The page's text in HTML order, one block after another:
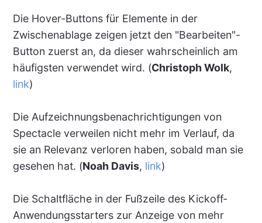
Die Hover-Buttons für Elemente in der
Zwischenablage zeigen jetzt den "Bearbeiten"-
Button zuerst an, da dieser wahrscheinlich am
häufigsten verwendet wird. (Christoph Wolk,
link)
Die Aufzeichnungsbenachrichtigungen von
Spectacle verweilen nicht mehr im Verlauf, da
sie an Relevanz verloren haben, sobald man sie
gesehen hat. (Noah Davis, link)
Die Schaltfläche in der Fußzeile des Kickoff-
Anwendungsstarters zur Anzeige von mehr